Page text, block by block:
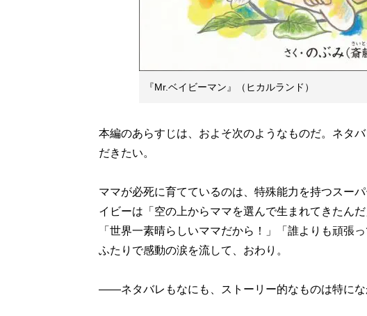
『Mr.ベイビーマン』（ヒカルランド）
本編のあらすじは、およそ次のようなものだ。ネタ
だきたい。
ママが必死に育てているのは、特殊能力を持つスー
イビーは「空の上からママを選んで生まれてきたん
「世界一素晴らしいママだから！」「誰よりも頑張
ふたりで感動の涙を流して、おわり。
――ネタバレもなにも、ストーリー的なものは特にな